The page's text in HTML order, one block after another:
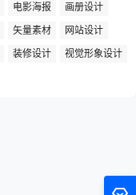
电影海报
画册设计
矢量素材
网站设计
装修设计
视觉形象设计